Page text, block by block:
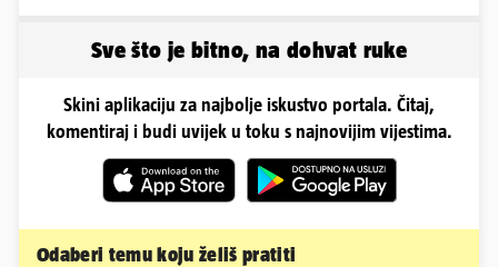
Sve što je bitno, na dohvat ruke
Skini aplikaciju za najbolje iskustvo portala. Čitaj,
komentiraj i budi uvijek u toku s najnovijim vijestima.
Odaberi temu koju želiš pratiti